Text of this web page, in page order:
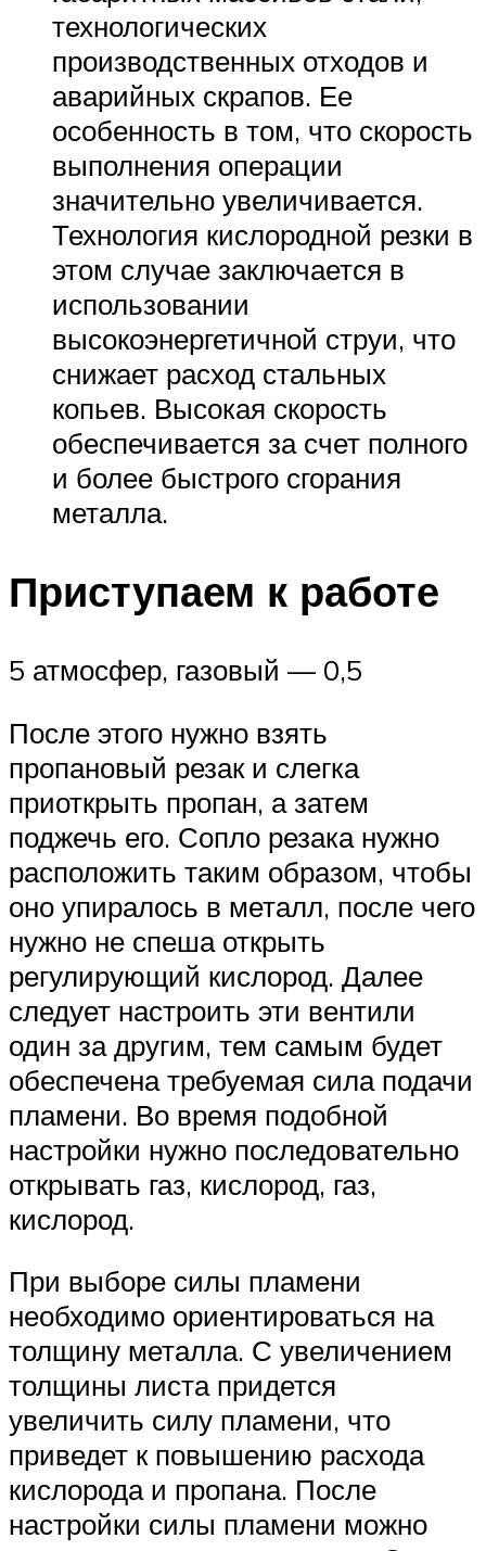
технологических
производственных отходов и
аварийных скрапов. Ее
особенность в том, что скорость
выполнения операции
значительно увеличивается.
Технология кислородной резки в
этом случае заключается в
использовании
высокоэнергетичной струи, что
снижает расход стальных
копьев. Высокая скорость
обеспечивается за счет полного
и более быстрого сгорания
металла.
Приступаем к работе
5 атмосфер, газовый — 0,5
После этого нужно взять
пропановый резак и слегка
приоткрыть пропан, а затем
поджечь его. Сопло резака нужно
расположить таким образом, чтобы
оно упиралось в металл, после чего
нужно не спеша открыть
регулирующий кислород. Далее
следует настроить эти вентили
один за другим, тем самым будет
обеспечена требуемая сила подачи
пламени. Во время подобной
настройки нужно последовательно
открывать газ, кислород, газ,
кислород.
При выборе силы пламени
необходимо ориентироваться на
толщину металла. С увеличением
толщины листа придется
увеличить силу пламени, что
приведет к повышению расхода
кислорода и пропана. После
настройки силы пламени можно